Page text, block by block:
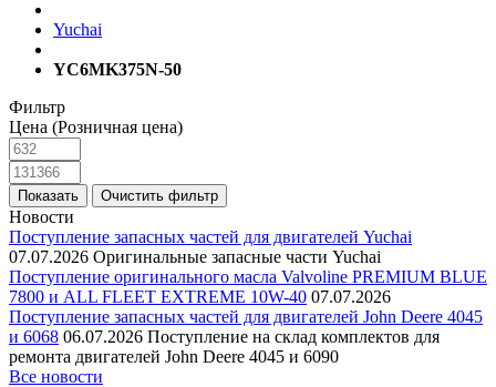
Yuchai
YC6MK375N-50
Фильтр
Цена (Розничная цена)
Новости
Поступление запасных частей для двигателей Yuchai
07.07.2026 Оригинальные запасные части Yuchai
Поступление оригинального масла Valvoline PREMIUM BLUE
7800 и ALL FLEET EXTREME 10W-40 07.07.2026
Поступление запасных частей для двигателей John Deere 4045
и 6068 06.07.2026 Поступление на склад комплектов для
ремонта двигателей John Deere 4045 и 6090
Все новости